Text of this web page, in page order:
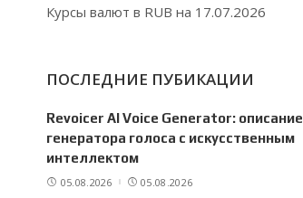
Курсы валют в RUB на 17.07.2026
ПОСЛЕДНИЕ ПУБИКАЦИИ
Revoicer AI Voice Generator: описание
генератора голоса с искусственным
интеллектом
05.08.2026 05.08.2026